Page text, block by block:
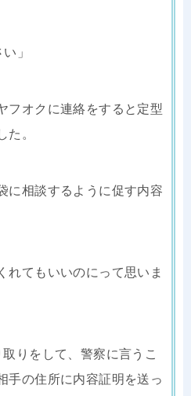
」
フオクに連絡をすると定型
た。
に相談するように促す内容
れてもいいのにって思いま
りをして、警察に言うこ
手の住所に内容証明を送っ